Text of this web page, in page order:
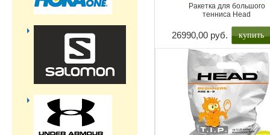
Ракетка для большого
тенниса Head
26990,00 руб. купить